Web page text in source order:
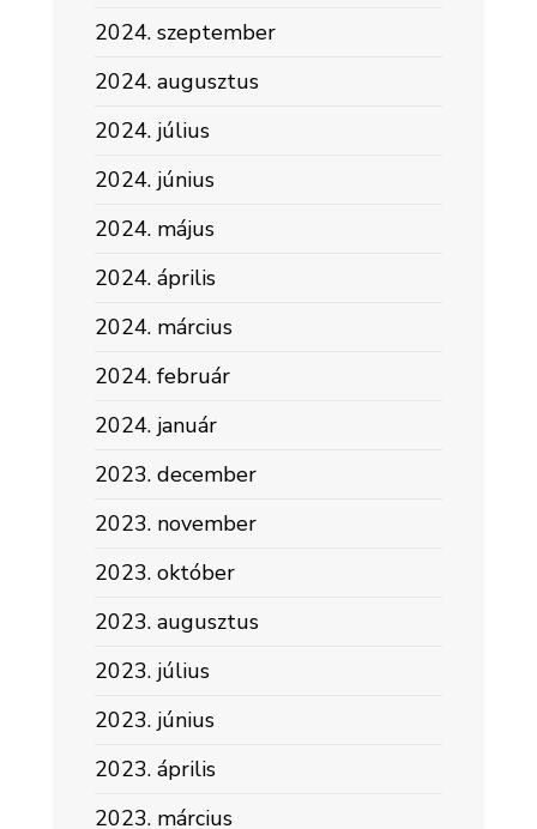
2024. szeptember
2024. augusztus
2024. július
2024. június
2024. május
2024. április
2024. március
2024. február
2024. január
2023. december
2023. november
2023. október
2023. augusztus
2023. július
2023. június
2023. április
2023. március